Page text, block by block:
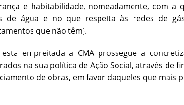
e habitabilidade, nomeadamente, com
de água e no que respeita às redes de
que não têm).
esta empreitada a CMA prossegue a
na sua política de Ação Social, através
de obras, em favor daqueles que mais